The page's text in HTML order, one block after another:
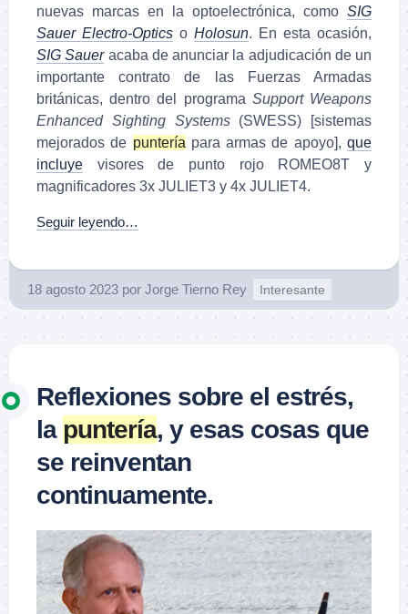
nuevas marcas en la optoelectrónica, como SIG
Sauer Electro-Optics o Holosun. En esta ocasión,
SIG Saueracaba de anunciar la adjudicación de un
importante contrato de las Fuerzas Armadas
británicas, dentro del programa Support Weapons
Enhanced Sighting Systems(SWESS) [sistemas
mejorados de puntería para armas de apoyo],que
incluye visores de punto rojo ROMEO8T y
magnificadores 3x JULIET3 y 4x JULIET4.
Seguir leyendo…
18 agosto 2023 por Jorge Tierno Rey Interesante
Reflexiones sobre el estrés,
la puntería, y esas cosas que
se reinventan
continuamente.